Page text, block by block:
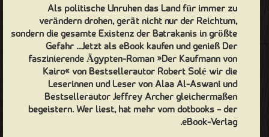
Als politische Unruhen das Land für immer zu
verändern drohen, gerät nicht nur der Reichtum,
sondern die gesamte Existenz der Batrakanis in größte
Gefahr …Jetzt als eBook kaufen und genieß Der
faszinierende Ägypten-Roman »Der Kaufmann von
Kairo« von Bestsellerautor Robert Solé wir die
Leserinnen und Leser von Alaa Al-Aswani und
Bestsellerautor Jeffrey Archer gleichermaßen
begeistern. Wer liest, hat mehr vom dotbooks – der
eBook-Verlag.